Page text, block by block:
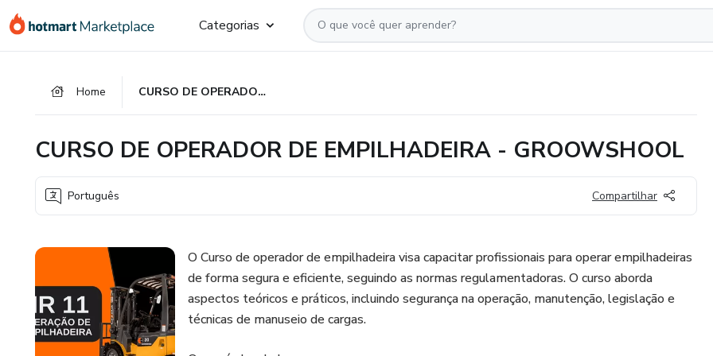
para
para
para
Categorias
Home CURSO DE OPERADOR DE EMPILHADEIRA - GROOWSHOOL
CURSO DE OPERADOR DE EMPILHADEIRA - GROOWSHOOL
Português Compartilhar
O Curso de operador de empilhadeira visa capacitar profissionais para operar empilhadeiras
de forma segura e eficiente, seguindo as normas regulamentadoras. O curso aborda
aspectos teóricos e práticos, incluindo segurança na operação, manutenção, legislação e
técnicas de manuseio de cargas.